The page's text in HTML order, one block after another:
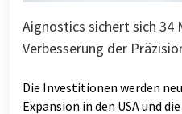
Aignostics sichert sich 34
Verbesserung der
Die Investitionen werden
Expansion in den USA und